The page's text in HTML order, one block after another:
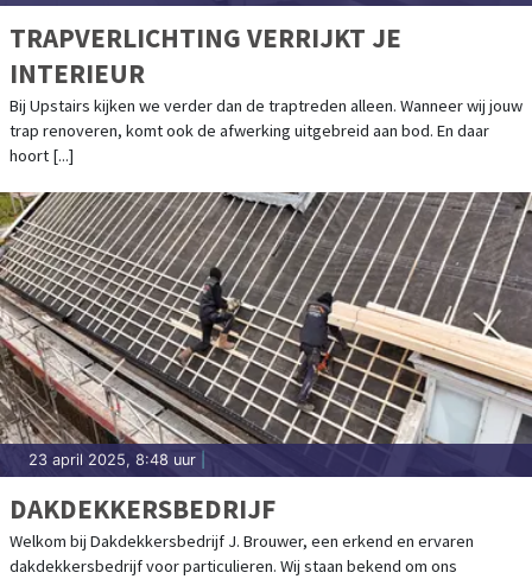
TRAPVERLICHTING VERRIJKT JE
INTERIEUR
Bij Upstairs kijken we verder dan de traptreden alleen. Wanneer wij jouw
trap renoveren, komt ook de afwerking uitgebreid aan bod. En daar
hoort [...]
23 april 2025, 8:48 uur
DAKDEKKERSBEDRIJF
Welkom bij Dakdekkersbedrijf J. Brouwer, een erkend en ervaren
dakdekkersbedrijf voor particulieren. Wij staan bekend om ons